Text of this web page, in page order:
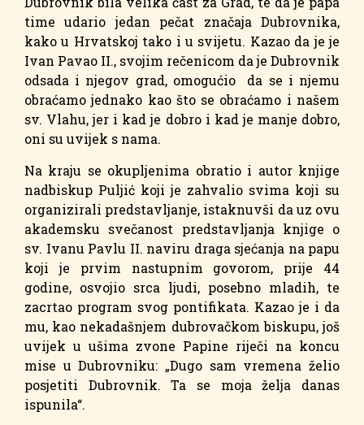
time udario jedan pečat značaja Dubrovnika,
kako u Hrvatskoj tako i u svijetu. Kazao da je je
Ivan Pavao II., svojim rečenicom da je Dubrovnik
odsada i njegov grad, omogućio da se i njemu
obraćamo jednako kao što se obraćamo i našem
sv. Vlahu, jer i kad je dobro i kad je manje dobro,
oni su uvijek s nama.
Na kraju se okupljenima obratio i autor knjige
nadbiskup Puljić koji je zahvalio svima koji su
organizirali predstavljanje, istaknuvši da uz ovu
akademsku svečanost predstavljanja knjige o
sv. Ivanu Pavlu II. naviru draga sjećanja na papu
koji je prvim nastupnim govorom, prije 44
godine, osvojio srca ljudi, posebno mladih, te
zacrtao program svog pontifikata. Kazao je i da
mu, kao nekadašnjem dubrovačkom biskupu, još
uvijek u ušima zvone Papine riječi na koncu
mise u Dubrovniku: „Dugo sam vremena želio
posjetiti Dubrovnik. Ta se moja želja danas
ispunila“.